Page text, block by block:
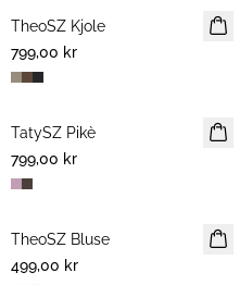
NYHET
TheoSZ Kjole
799,00 kr
NYHET
TatySZ Pikè
799,00 kr
NYHET
TheoSZ Bluse
499,00 kr